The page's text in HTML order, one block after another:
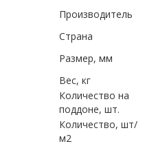
Производитель
Страна
Размер, мм
Вес, кг
Количество на
поддоне, шт.
Количество, шт/
м2